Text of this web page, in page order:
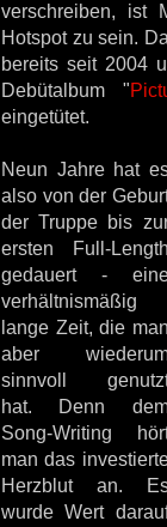
verschreiben, ist
Hotspot zu sein.
bereits seit 2004
Debütalbum "
eingetütet.
Neun Jahre hat
also von der
der Truppe bis
ersten Full-Length
gedauert -
verhältnismäßig
lange Zeit, die man
aber
sinnvoll
hat. Denn
Song-Writing
man das
Herzblut an.
wurde Wert